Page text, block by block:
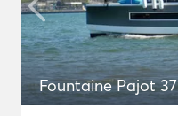
Fountaine Pajot 37